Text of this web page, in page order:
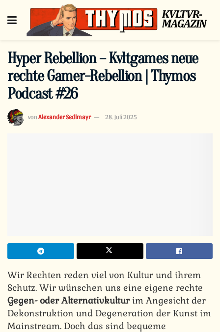
Hyper Rebellion – Kvltgames neue
rechte Gamer-Rebellion | Thymos
Podcast #26
von Alexander Sedlmayr 28. Juli 2025
Wir Rechten reden viel von Kultur und ihrem
Schutz. Wir wünschen uns eine eigene rechte
Gegen- oder Alternativkulturim Angesicht der
Dekonstruktion und Degeneration der Kunst im
Mainstream. Doch das sind bequeme